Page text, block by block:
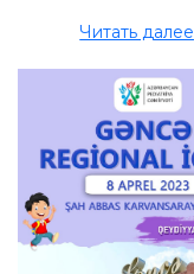
Читать далее